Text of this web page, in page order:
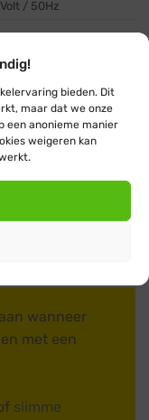
bieden. Dit
maar dat we onze
een anonieme manier
weigeren kan
/ 50Hz
slimme stekker
1 adapter, 1
wanneer
met een
slimme